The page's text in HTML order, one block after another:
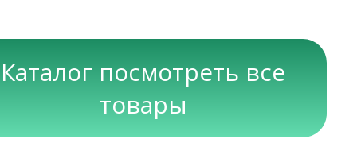
Каталог посмотреть все
товары